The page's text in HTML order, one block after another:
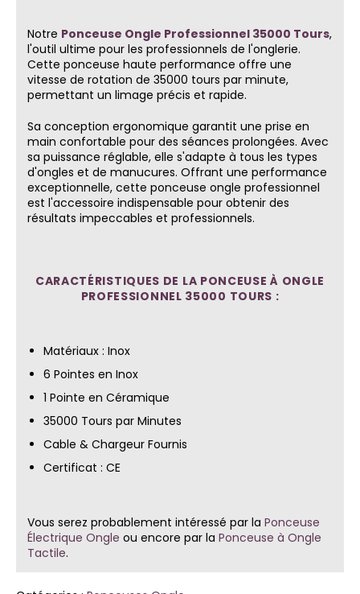
Notre Ponceuse Ongle Professionnel 35000 Tours,
l'outil ultime pour les professionnels de l'onglerie.
Cette ponceuse haute performance offre une
vitesse de rotation de 35000 tours par minute,
permettant un limage précis et rapide.
Sa conception ergonomique garantit une prise en
main confortable pour des séances prolongées. Avec
sa puissance réglable, elle s'adapte à tous les types
d'ongles et de manucures. Offrant une performance
exceptionnelle, cette ponceuse ongle professionnel
est l'accessoire indispensable pour obtenir des
résultats impeccables et professionnels.
CARACTÉRISTIQUES DE LA PONCEUSE À ONGLE
PROFESSIONNEL 35000 TOURS :
Matériaux : Inox
6 Pointes en Inox
1 Pointe en Céramique
35000 Tours par Minutes
Cable & Chargeur Fournis
Certificat : CE
Vous serez probablement intéressé par la Ponceuse
Électrique Ongle ou encore par la Ponceuse à Ongle
Tactile.